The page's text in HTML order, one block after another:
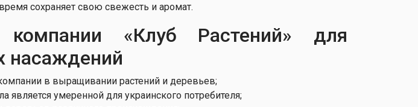
сохраняет свою свежесть и аромат.
компании «Клуб Растений» для
насаждений
в выращивании растений и деревьев;
является умеренной для украинского потребителя;